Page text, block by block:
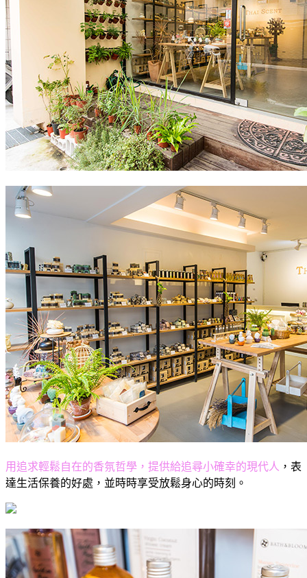
用追求輕鬆自在的香氛哲學，提供給追尋小確幸的現代人 ，表
達生活保養的好處，並時時享受放鬆身心的時刻。